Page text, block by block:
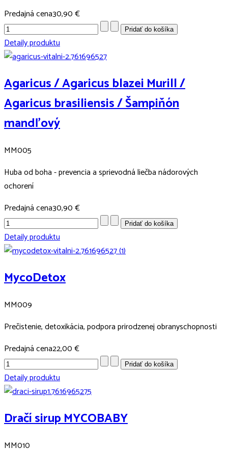
Predajná cena30,90 €
Detaily produktu
Agaricus / Agaricus blazei Murill /
Agaricus brasiliensis / Šampiňón
mandľový
MM005
Huba od boha - prevencia a sprievodná liečba nádorových
ochorení
Predajná cena30,90 €
Detaily produktu
MycoDetox
MM009
Prečistenie, detoxikácia, podpora prirodzenej obranyschopnosti
Predajná cena22,00 €
Detaily produktu
Dračí sirup MYCOBABY
MM010